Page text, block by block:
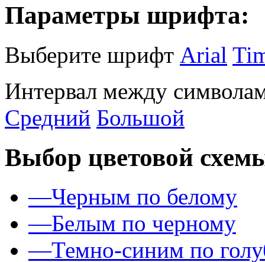
Параметры шрифта:
Выберите шрифт Arial
Интервал между
Средний Большой
Выбор цветовой
—Черным по белому
—Белым по черному
—Темно-синим по